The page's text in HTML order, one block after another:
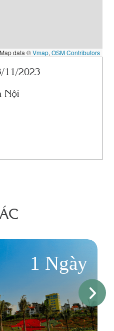
Map data ©Vmap, OSM Contributors
11/2023
Nội
1 Ngày